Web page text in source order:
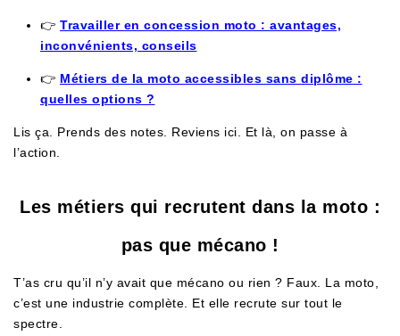
👉 Travailler en concession moto : avantages,
inconvénients, conseils
👉 Métiers de la moto accessibles sans diplôme :
quelles options ?
Lis ça. Prends des notes. Reviens ici. Et là, on passe à
l’action.
Les métiers qui recrutent dans la moto :
pas que mécano !
T’as cru qu’il n’y avait que mécano ou rien ? Faux. La moto,
c’est une industrie complète. Et elle recrute sur tout le
spectre.